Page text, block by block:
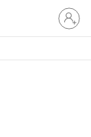
Iniciar
sesión
en
cuenta